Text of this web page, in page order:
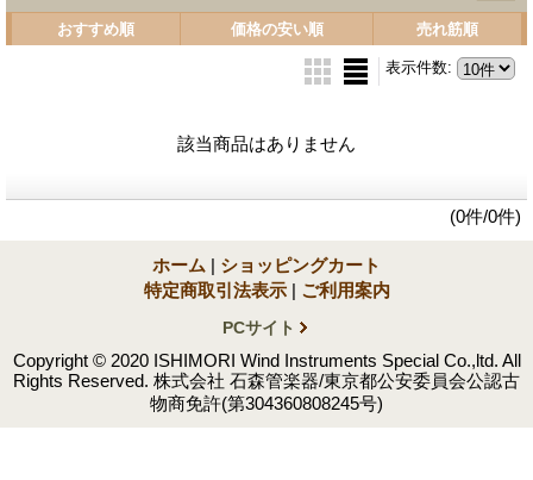
おすすめ順 価格の安い順 売れ筋順
表示件数:
該当商品はありません
(0件/0件)
ホーム | ショッピングカート
特定商取引法表示 | ご利用案内
PCサイト
Copyright © 2020 ISHIMORI Wind Instruments Special Co.,ltd. All
Rights Reserved. 株式会社 石森管楽器/東京都公安委員会公認古
物商免許(第304360808245号)